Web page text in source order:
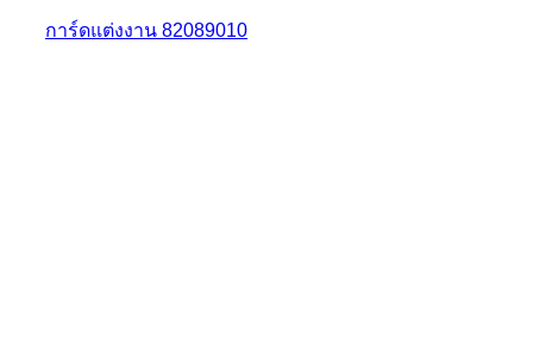
การ์ดแต่งงาน 82089010